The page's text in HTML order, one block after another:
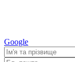
Google